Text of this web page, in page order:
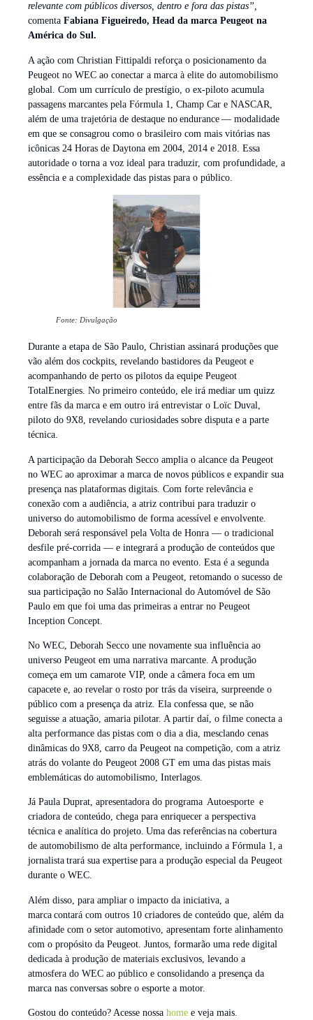
relevante com públicos diversos, dentro e fora das pistas”,
comenta Fabiana Figueiredo, Head da marca Peugeot na
América do Sul.
A ação com Christian Fittipaldi reforça o posicionamento da
Peugeot no WEC ao conectar a marca à elite do automobilismo
global. Com um currículo de prestígio, o ex-piloto acumula
passagens marcantes pela Fórmula 1, Champ Car e NASCAR,
além de uma trajetória de destaque no endurance — modalidade
em que se consagrou como o brasileiro com mais vitórias nas
icônicas 24 Horas de Daytona em 2004, 2014 e 2018. Essa
autoridade o torna a voz ideal para traduzir, com profundidade, a
essência e a complexidade das pistas para o público.
Fonte: Divulgação
Durante a etapa de São Paulo, Christian assinará produções que
vão além dos cockpits, revelando bastidores da Peugeot e
acompanhando de perto os pilotos da equipe Peugeot
TotalEnergies. No primeiro conteúdo, ele irá mediar um quizz
entre fãs da marca e em outro irá entrevistar o Loïc Duval,
piloto do 9X8, revelando curiosidades sobre disputa e a parte
técnica.
A participação da Deborah Secco amplia o alcance da Peugeot
no WEC ao aproximar a marca de novos públicos e expandir sua
presença nas plataformas digitais. Com forte relevância e
conexão com a audiência, a atriz contribui para traduzir o
universo do automobilismo de forma acessível e envolvente.
Deborah será responsável pela Volta de Honra — o tradicional
desfile pré-corrida — e integrará a produção de conteúdos que
acompanham a jornada da marca no evento. Esta é a segunda
colaboração de Deborah com a Peugeot, retomando o sucesso de
sua participação no Salão Internacional do Automóvel de São
Paulo em que foi uma das primeiras a entrar no Peugeot
Inception Concept.
No WEC, Deborah Secco une novamente sua influência ao
universo Peugeot em uma narrativa marcante. A produção
começa em um camarote VIP, onde a câmera foca em um
capacete e, ao revelar o rosto por trás da viseira, surpreende o
público com a presença da atriz. Ela confessa que, se não
seguisse a atuação, amaria pilotar. A partir daí, o filme conecta a
alta performance das pistas com o dia a dia, mesclando cenas
dinâmicas do 9X8, carro da Peugeot na competição, com a atriz
atrás do volante do Peugeot 2008 GT em uma das pistas mais
emblemáticas do automobilismo, Interlagos.
Já Paula Duprat, apresentadora do programa Autoesporte e
criadora de conteúdo, chega para enriquecer a perspectiva
técnica e analítica do projeto. Uma das referências na cobertura
de automobilismo de alta performance, incluindo a Fórmula 1, a
jornalista trará sua expertise para a produção especial da Peugeot
durante o WEC.
Além disso, para ampliar o impacto da iniciativa, a
marca contará com outros 10 criadores de conteúdo que, além da
afinidade com o setor automotivo, apresentam forte alinhamento
com o propósito da Peugeot. Juntos, formarão uma rede digital
dedicada à produção de materiais exclusivos, levando a
atmosfera do WEC ao público e consolidando a presença da
marca nas conversas sobre o esporte a motor.
Gostou do conteúdo? Acesse nossa home e veja mais.